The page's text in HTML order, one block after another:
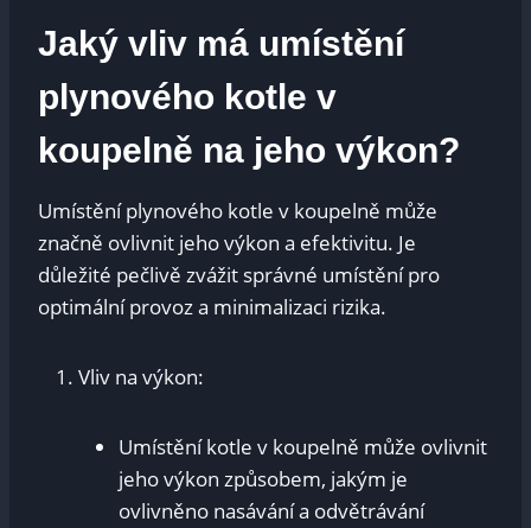
Jaký vliv má umístění
plynového kotle v
koupelně na jeho výkon?
Umístění plynového kotle v koupelně může
značně ovlivnit jeho výkon a efektivitu. Je
důležité pečlivě zvážit správné umístění pro
optimální provoz a minimalizaci rizika.
Vliv na výkon:
Umístění kotle v koupelně může ovlivnit
jeho výkon způsobem, jakým je
ovlivněno nasávání a odvětrávání